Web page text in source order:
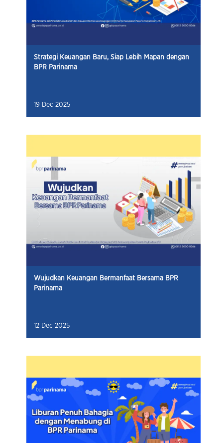
Strategi Keuangan Baru, Siap Lebih Mapan dengan
BPR Parinama
19 Dec 2025
Wujudkan Keuangan Bermanfaat Bersama BPR
Parinama
12 Dec 2025